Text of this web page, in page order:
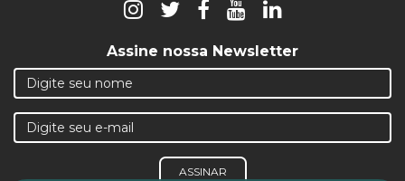
Assine nossa Newsletter
ASSINAR